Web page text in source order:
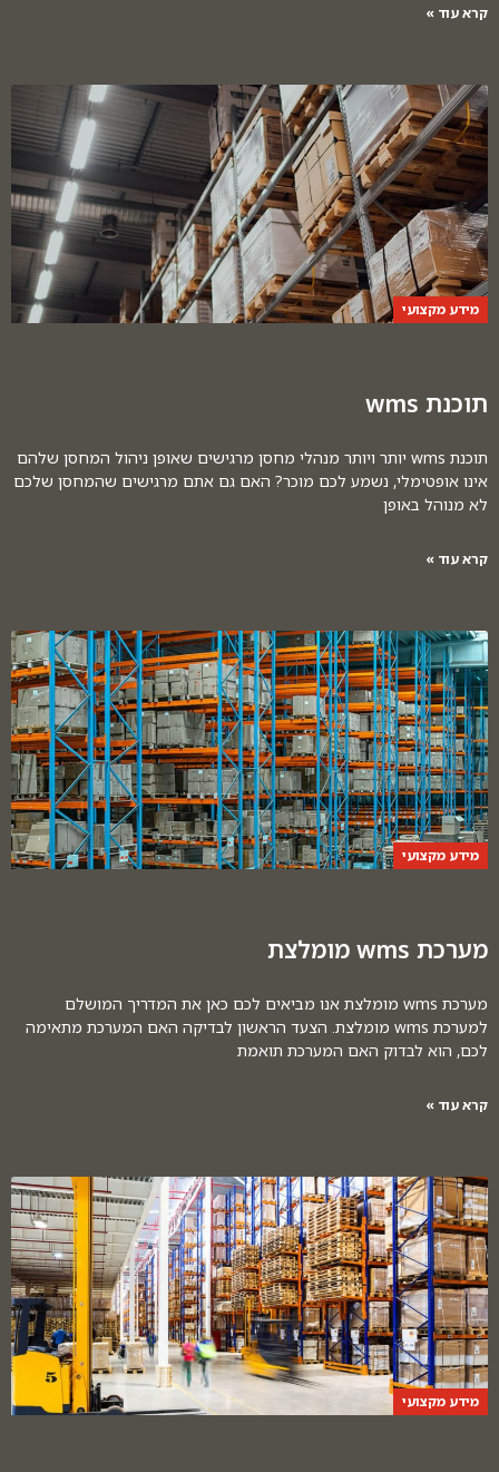
קרא עוד »
מידע מקצועי
תוכנת wms
תוכנת wms יותר ויותר מנהלי מחסן מרגישים שאופן ניהול המחסן שלהם
אינו אופטימלי, נשמע לכם מוכר? האם גם אתם מרגישים שהמחסן שלכם
לא מנוהל באופן
קרא עוד »
מידע מקצועי
מערכת wms מומלצת
מערכת wms מומלצת אנו מביאים לכם כאן את המדריך המושלם
למערכת wms מומלצת. הצעד הראשון לבדיקה האם המערכת מתאימה
לכם, הוא לבדוק האם המערכת תואמת
קרא עוד »
מידע מקצועי